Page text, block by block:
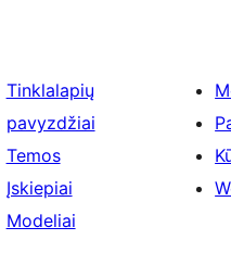
Tinklalapių
pavyzdžiai
Temos
Įskiepiai
Modeliai